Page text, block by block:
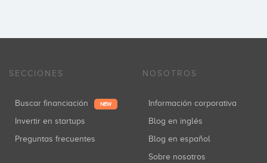
SECCIONES
Buscar financiación NEW
Invertir en startups
Preguntas frecuentes
NOSOTROS
Información corporativa
Blog en inglés
Blog en español
Sobre nosotros